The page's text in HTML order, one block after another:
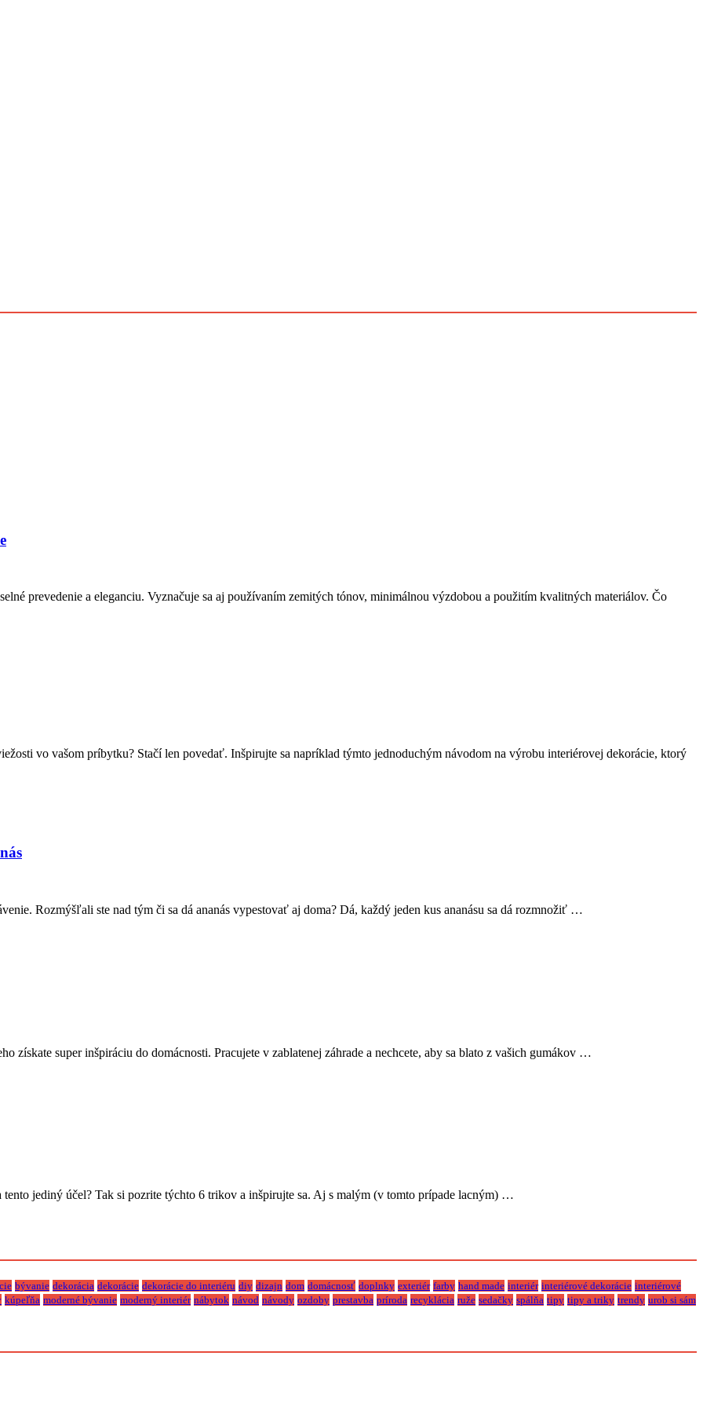
prevedenie a eleganciu. Vyznačuje sa aj používaním zemitých tónov, minimálnou výzdobou a použitím kvalitných materiálov. Čo
vo vašom príbytku? Stačí len povedať. Inšpirujte sa napríklad týmto jednoduchým návodom na výrobu interiérovej dekorácie, ktorý
Rozmýšľali ste nad tým či sa dá ananás vypestovať aj doma? Dá, každý jeden kus ananásu sa dá rozmnožiť …
získate super inšpiráciu do domácnosti. Pracujete v zablatenej záhrade a nechcete, aby sa blato z vašich gumákov …
jediný účel? Tak si pozrite týchto 6 trikov a inšpirujte sa. Aj s malým (v tomto prípade lacným) …
bývanie dekorácia dekorácie dekorácie do interiéru diy dizajn dom domácnosť doplnky exteriér farby hand made interiér interiérové dekorácie interiérové
kúpeľňa moderné bývanie moderný interiér nábytok návod návody ozdoby prestavba príroda recyklácia ruže sedačky spálňa tipy tipy a triky trendy urob si sám